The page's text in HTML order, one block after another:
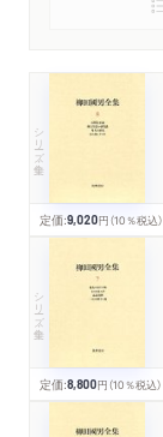
シリーズ・全集
定価:9,020円 （10％税込）
シリーズ・全集
定価:8,800円 （10％税込）